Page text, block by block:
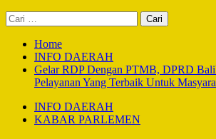
Cari
untuk:
Home
INFO DAERAH
Gelar RDP Dengan PTMB, DPRD
Pelayanan Yang Terbaik Untuk
INFO DAERAH
KABAR PARLEMEN